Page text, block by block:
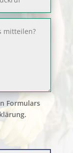
Formulars